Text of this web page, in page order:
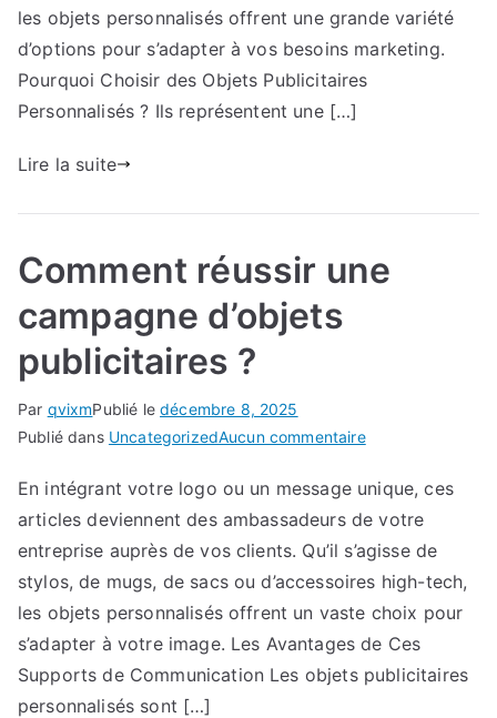
de
comment
les objets personnalisés offrent une grande variété
d’options pour s’adapter à vos besoins marketing.
Pourquoi Choisir des Objets Publicitaires
Personnalisés ? Ils représentent une […]
Lire la suite
Comment réussir une
campagne d’objets
publicitaires ?
Par qvixmPublié ledécembre 8, 2025
Publié dans UncategorizedAucun commentairesur
réussir
une
campagne
d’objets
publicitaires
En intégrant votre logo ou un message unique, ces
articles deviennent des ambassadeurs de votre
entreprise auprès de vos clients. Qu’il s’agisse de
stylos, de mugs, de sacs ou d’accessoires high-tech,
les objets personnalisés offrent un vaste choix pour
s’adapter à votre image. Les Avantages de Ces
Supports de Communication Les objets publicitaires
personnalisés sont […]